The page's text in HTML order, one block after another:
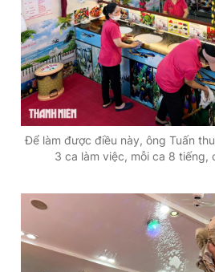
Để làm được điều này, ông Tuấn
3 ca làm việc, mỗi ca 8 tiếng,